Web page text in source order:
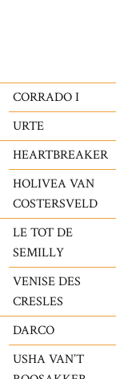
CORRADO I
URTE
HEARTBREAKER
HOLIVEA VAN
COSTERSVELD
LE TOT DE
SEMILLY
VENISE DES
CRESLES
DARCO
USHA VAN’T